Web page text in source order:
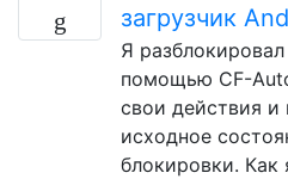
загрузчик
Я
помощью CF-
свои действия и
исходное
блокировки. Как